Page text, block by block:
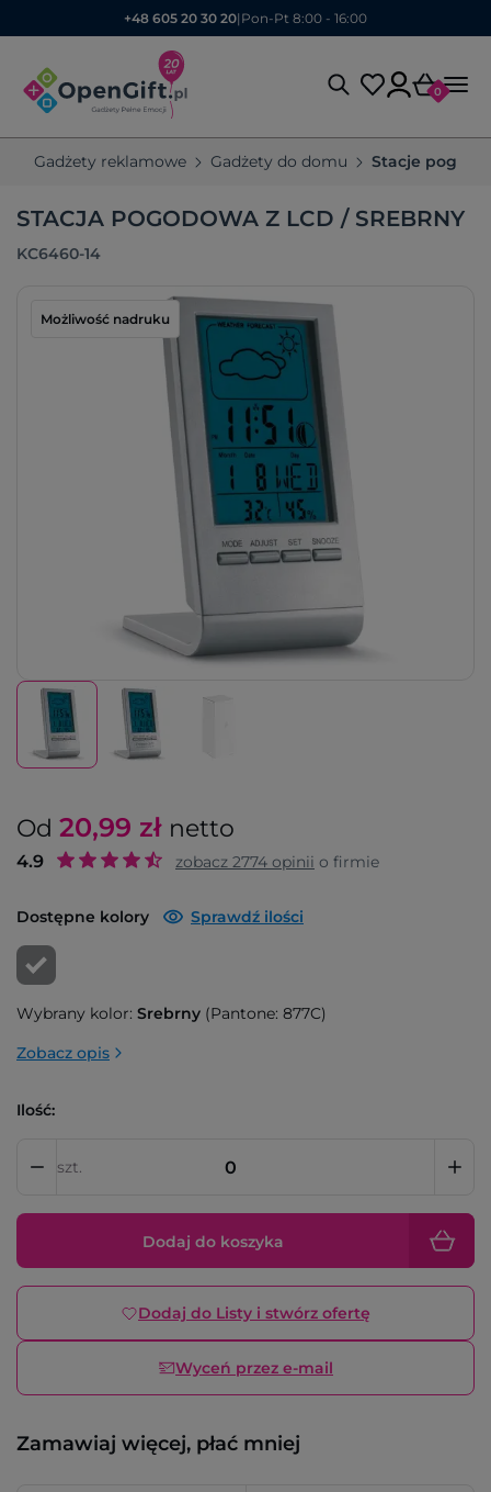
+48 605 20 30 20| Pon-Pt 8:00 - 16:00
0
Gadżety reklamowe Gadżety do domu Stacje
STACJA POGODOWA Z LCD / SREBRNY
KC6460-14
Możliwość nadruku
Od 20,99 zł netto
4.9 zobacz 2774 opinii o firmie
Dostępne kolory Sprawdź ilości
Wybrany kolor: Srebrny (Pantone: 877C)
Zobacz opis
Ilość:
szt.
Dodaj do koszyka
Dodaj do Listy i stwórz ofertę
Wyceń przez e-mail
Zamawiaj więcej, płać mniej